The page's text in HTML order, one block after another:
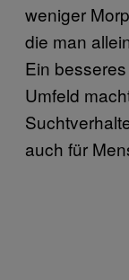
weniger
die man
Ein
Umfeld
auch für